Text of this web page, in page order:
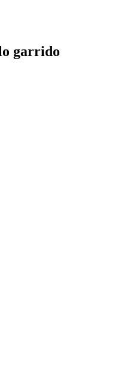
garrido